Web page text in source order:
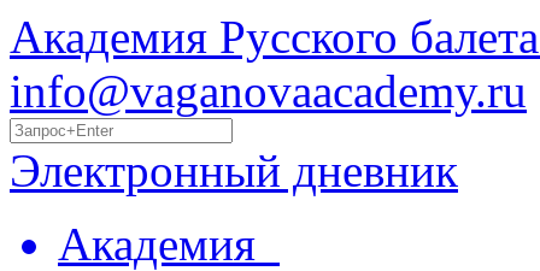
Академия Русского
info@vaganovaacademy.ru
Электронный дневник
Академия